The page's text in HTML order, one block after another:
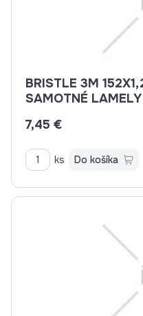
BRISTLE 3M
SAMOTNÉ LAMELY
7,45 €
ks Do košíka